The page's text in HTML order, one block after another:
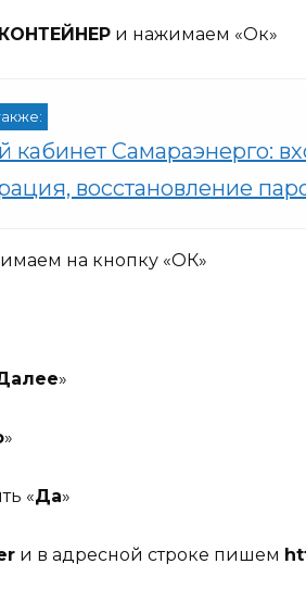
КОНТЕЙНЕР и нажимаем «Ок»
кабинет Самараэнерго:
восстановление
на кнопку «ОК»
»
»
«Да»
и в адресной строке пишем